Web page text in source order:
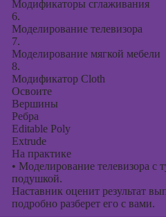
Модификаторы сглаживания
6.
Моделирование телевизора
7.
Моделирование мягкой мебели
8.
Модификатор Cloth
Освоите
Вершины
Ребра
Editable Poly
Extrude
На практике
• Моделирование телевизора с
подушкой.
Наставник оценит результат
подробно разберет его с вами.